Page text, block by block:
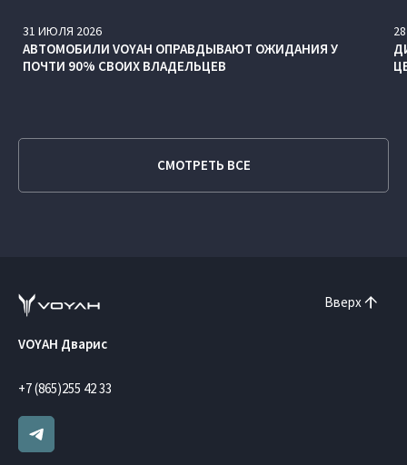
31 ИЮЛЯ 2026
АВТОМОБИЛИ VOYAH ОПРАВДЫВАЮТ ОЖИДАНИЯ У
ПОЧТИ 90% СВОИХ ВЛАДЕЛЬЦЕВ
28
СМОТРЕТЬ ВСЕ
Вверх
VOYAH Дварис
+7 (865)255 42 33